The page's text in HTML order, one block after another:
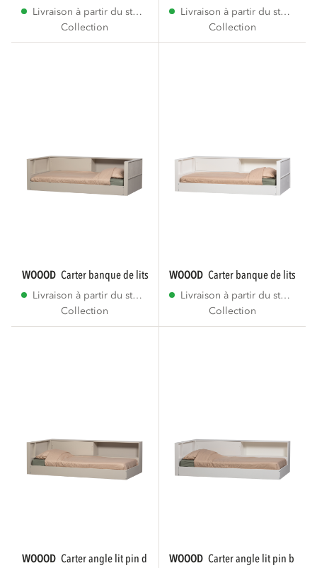
Livraison à partir du stock
Collection
Livraison à partir du stock
Collection
WOOOD carter banque de lits pin dust [fsc]
Livraison à partir du stock
Collection
WOOOD carter banque de lits pin
Livraison à partir du stock
Collection
WOOOD carter angle lit pin dust [fsc]WOOOD carter angle lit pin blanc